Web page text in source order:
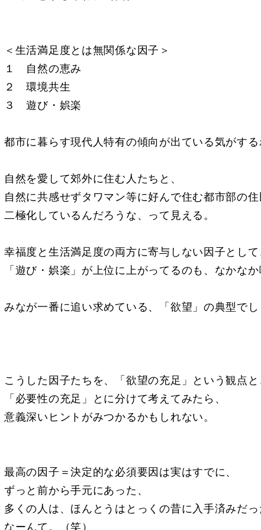
＜生活満足度とは無関係な因子＞
１ 自然の恵み
２ 環境共生
３ 遊び・娯楽
都市に暮らす現代人特有の傾向が出ている気がする
自然を愛して郊外に住む人たちと、
自然に共感せずタワマン等に好んで住む都市部の住
二極化しているんだろうな、って見える。
幸福度と生活満足度の両方に寄与しない因子として
「遊び・娯楽」が上位に上がってるのも、なかなか
みなが一番に追い求めている、「欲望」の典型でし
こうした因子たちを、「欲望の充足」という観点と
「必要性の充足」とに分けて考えてみたら、
意義深いヒントがみつかるかもしれない。
最高の因子＝決定的な必須要因は実はすでに、
ずっと前から手元にあった、
多くの人は、ほんとうはとっくの昔に入手済みだっ
なーんて。（笑）